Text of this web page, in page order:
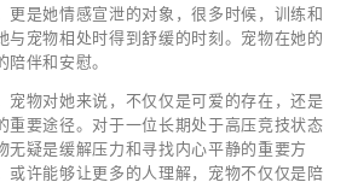
更是她情感宣泄的对象，很多时候，训练和
与宠物相处时得到舒缓的时刻。宠物在她的
伴和安慰。
宠物对她来说，不仅仅是可爱的存在，还是
重要途径。对于一位长期处于高压竞技状态
无疑是缓解压力和寻找内心平静的重要方
或许能够让更多的人理解，宠物不仅仅是陪